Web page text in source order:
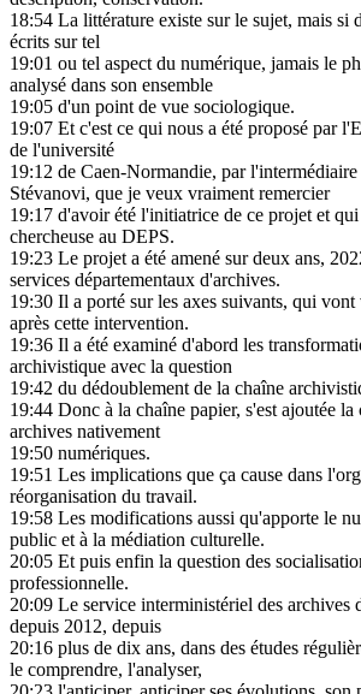
18:54 La littérature existe sur le sujet, mais si
écrits sur tel
19:01 ou tel aspect du numérique, jamais le
analysé dans son ensemble
19:05 d'un point de vue sociologique.
19:07 Et c'est ce qui nous a été proposé par
de l'université
19:12 de Caen-Normandie, par l'intermédiaire
Stévanovi, que je veux vraiment remercier
19:17 d'avoir été l'initiatrice de ce projet et qui
chercheuse au DEPS.
19:23 Le projet a été amené sur deux ans,
services départementaux d'archives.
19:30 Il a porté sur les axes suivants, qui vont
après cette intervention.
19:36 Il a été examiné d'abord les
archivistique avec la question
19:42 du dédoublement de la chaîne
19:44 Donc à la chaîne papier, s'est ajoutée la
archives nativement
19:50 numériques.
19:51 Les implications que ça cause dans
réorganisation du travail.
19:58 Les modifications aussi qu'apporte le
public et à la médiation culturelle.
20:05 Et puis enfin la question des
professionnelle.
20:09 Le service interministériel des archives
depuis 2012, depuis
20:16 plus de dix ans, dans des études
le comprendre, l'analyser,